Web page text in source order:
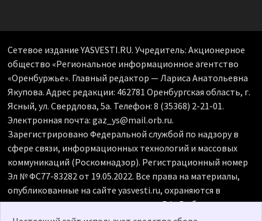
Сетевое издание YASVESTI.RU. Учредитель: Акционерное
общество «Региональное информационное агентство
«Оренбуржье». Главный редактор — Лариса Анатольевна
Якупова. Адрес редакции: 462781 Оренбургская область, г.
Ясный, ул. Свердлова, 5а. Телефон: 8 (35368) 2-21-01.
Электронная почта: gaz_ys@mail.orb.ru.
Зарегистрировано Федеральной службой по надзору в
сфере связи, информационных технологий и массовых
коммуникаций (Роскомнадзор). Регистрационный номер
Эл № ФС77-83282 от 19.05.2022. Все права на материалы,
опубликованные на сайте yasvesti.ru, охраняются в
соответствии с законодательством РФ. Любое
использование материалов допускается только по